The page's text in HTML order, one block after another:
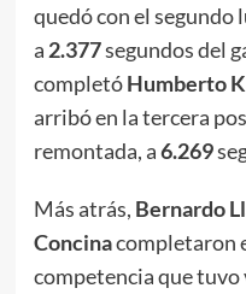
quedó con el segundo
a 2.377segundos del
completóHumberto
arribó en la tercera
remontada, a6.269
Más atrás, Bernardo
Concinacompletaron
competencia que tuvo